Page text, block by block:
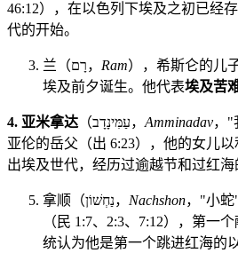
46:12），在以色列下埃及之初已经
代的开始。
兰（רָם， Ram），希斯仑的儿
埃及前夕诞生。他代表埃及苦
4. 亚米拿达 （עַמִּינָדָב， Amminadav，"
亚伦的岳父（出 6:23），他的女儿
出埃及世代，经历过逾越节和过红海
拿顺（נַחְשׁוֹן， Nachshon，"小
（民 1:7、2:3、7:12），第一
统认为他是第一个跳进红海的